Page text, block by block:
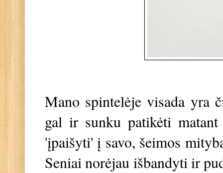
Mano spintelėje visada yra
gal ir sunku patikėti
'įpaišyti' į savo, šeimos
Seniai norėjau išbandyti ir